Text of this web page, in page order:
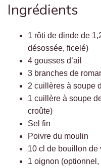
Ingrédients
1 rôti de dinde de
désossée, ficelé)
4 gousses d’ail
3 branches de
2 cuillères à soupe
1 cuillère à soupe
croûte)
Sel fin
Poivre du moulin
10 cl de bouillon de
1 oignon